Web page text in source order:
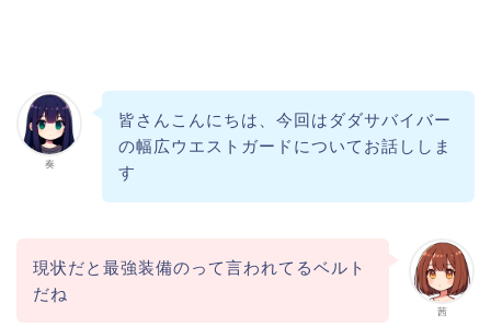
奏
皆さんこんにちは、今回はダダサバイバー
の幅広ウエストガードについてお話ししま
す
茜
現状だと最強装備のって言われてるベルト
だね